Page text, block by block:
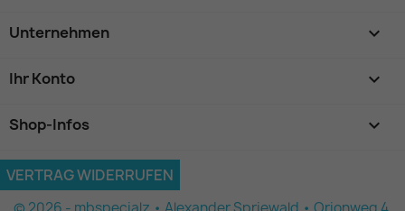
Unternehmen 
Ihr Konto 
Shop-Infos keyboard_arrow_down
VERTRAG WIDERRUFEN